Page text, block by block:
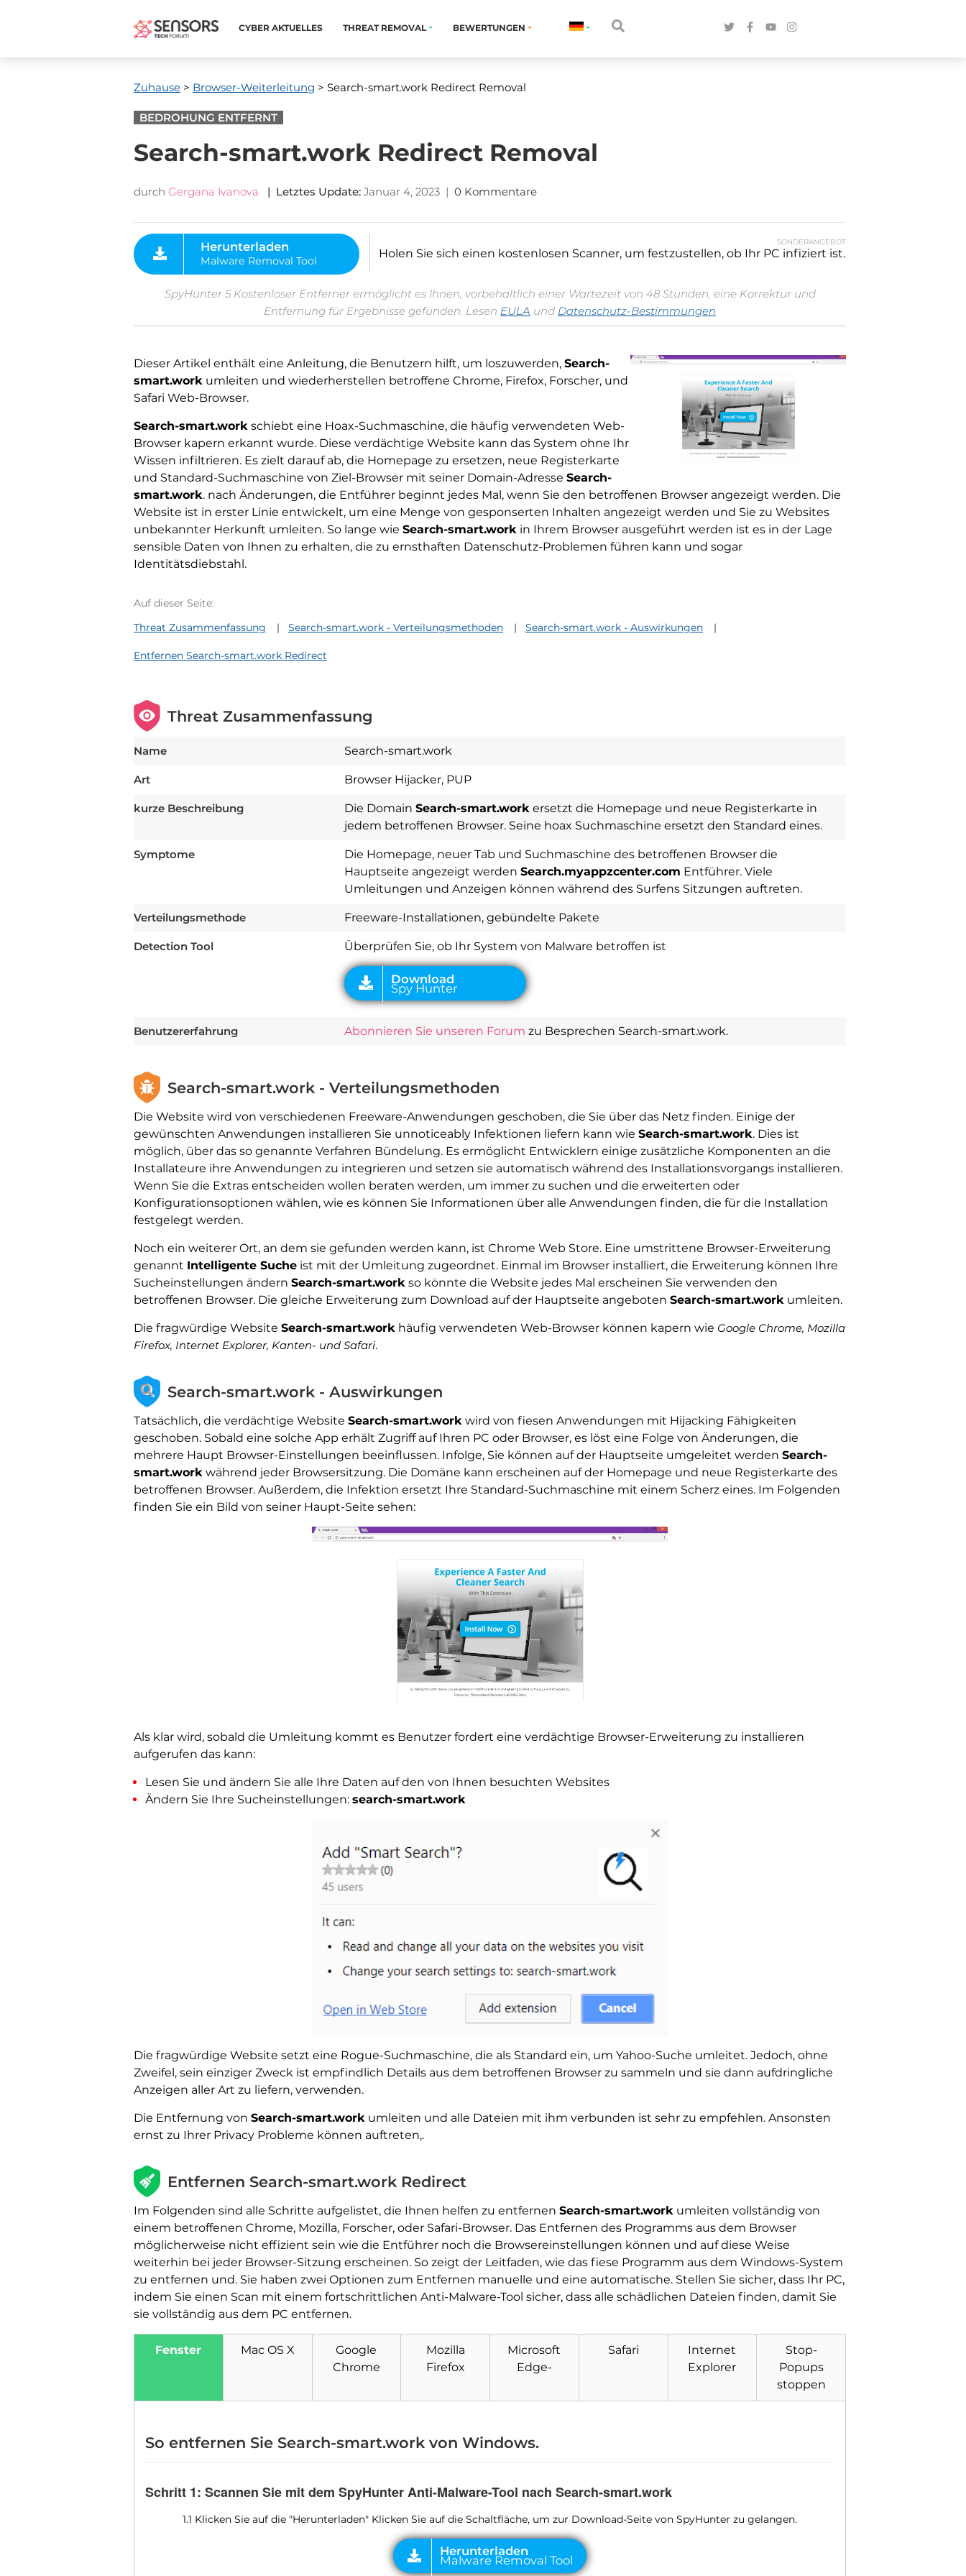
CYBER ​​AKTUELLES THREAT REMOVAL BEWERTUNGEN
Zuhause > Browser-Weiterleitung > Search-smart.work Redirect Removal
BEDROHUNG ENTFERNT
Search-smart.work Redirect Removal
durch Gergana Ivanova | Letztes Update: Januar 4, 2023 | 0 Kommentare
SONDERANGEBOT
Malware Removal Tool
Holen Sie sich einen kostenlosen Scanner, um festzustellen, ob Ihr PC infiziert ist.
SpyHunter 5 Kostenloser Entferner ermöglicht es Ihnen, vorbehaltlich einer Wartezeit von 48 Stunden, eine Korrektur und
Entfernung für Ergebnisse gefunden. Lesen EULA und Datenschutz-Bestimmungen
Dieser Artikel enthält eine Anleitung, die Benutzern hilft, um loszuwerden, Search-
smart.work umleiten und wiederherstellen betroffene Chrome, Firefox, Forscher, und
Safari Web-Browser.
Search-smart.work schiebt eine Hoax-Suchmaschine, die häufig verwendeten Web-
Browser kapern erkannt wurde. Diese verdächtige Website kann das System ohne Ihr
Wissen infiltrieren. Es zielt darauf ab, die Homepage zu ersetzen, neue Registerkarte
und Standard-Suchmaschine von Ziel-Browser mit seiner Domain-Adresse Search-
smart.work. nach Änderungen, die Entführer beginnt jedes Mal, wenn Sie den betroffenen Browser angezeigt werden. Die
Website ist in erster Linie entwickelt, um eine Menge von gesponserten Inhalten angezeigt werden und Sie zu Websites
unbekannter Herkunft umleiten. So lange wie Search-smart.work in Ihrem Browser ausgeführt werden ist es in der Lage
sensible Daten von Ihnen zu erhalten, die zu ernsthaften Datenschutz-Problemen führen kann und sogar
Identitätsdiebstahl.
Auf dieser Seite:
Threat Zusammenfassung
Search-smart.work - Verteilungsmethoden Search-smart.work - Auswirkungen
Entfernen Search-smart.work Redirect
Threat Zusammenfassung
Name Search-smart.work
Art Browser Hijacker, PUP
kurze Beschreibung Die Domain Search-smart.work ersetzt die Homepage und neue Registerkarte in
jedem betroffenen Browser. Seine hoax Suchmaschine ersetzt den Standard eines.
Symptome
Die Homepage, neuer Tab und Suchmaschine des betroffenen Browser die
Hauptseite angezeigt werden Search.myappzcenter.com Entführer. Viele
Umleitungen und Anzeigen können während des Surfens Sitzungen auftreten.
Verteilungsmethode Freeware-Installationen, gebündelte Pakete
Detection Tool Überprüfen Sie, ob Ihr System von Malware betroffen ist
Download
Spy Hunter
Benutzererfahrung Abonnieren Sie unseren Forum zu Besprechen Search-smart.work.
Search-smart.work - Verteilungsmethoden
Die Website wird von verschiedenen Freeware-Anwendungen geschoben, die Sie über das Netz finden. Einige der
gewünschten Anwendungen installieren Sie unnoticeably Infektionen liefern kann wie Search-smart.work. Dies ist
möglich, über das so genannte Verfahren Bündelung. Es ermöglicht Entwicklern einige zusätzliche Komponenten an die
Installateure ihre Anwendungen zu integrieren und setzen sie automatisch während des Installationsvorgangs installieren.
Wenn Sie die Extras entscheiden wollen beraten werden, um immer zu suchen und die erweiterten oder
Konfigurationsoptionen wählen, wie es können Sie Informationen über alle Anwendungen finden, die für die Installation
festgelegt werden.
Noch ein weiterer Ort, an dem sie gefunden werden kann, ist Chrome Web Store. Eine umstrittene Browser-Erweiterung
genannt Intelligente Suche ist mit der Umleitung zugeordnet. Einmal im Browser installiert, die Erweiterung können Ihre
Sucheinstellungen ändern Search-smart.work so könnte die Website jedes Mal erscheinen Sie verwenden den
betroffenen Browser. Die gleiche Erweiterung zum Download auf der Hauptseite angeboten Search-smart.work umleiten.
Die fragwürdige Website Search-smart.work häufig verwendeten Web-Browser können kapern wie Google Chrome, Mozilla
Firefox, Internet Explorer, Kanten- und Safari.
Search-smart.work - Auswirkungen
Tatsächlich, die verdächtige Website Search-smart.work wird von fiesen Anwendungen mit Hijacking Fähigkeiten
geschoben. Sobald eine solche App erhält Zugriff auf Ihren PC oder Browser, es löst eine Folge von Änderungen, die
mehrere Haupt Browser-Einstellungen beeinflussen. Infolge, Sie können auf der Hauptseite umgeleitet werden Search-
smart.work während jeder Browsersitzung. Die Domäne kann erscheinen auf der Homepage und neue Registerkarte des
betroffenen Browser. Außerdem, die Infektion ersetzt Ihre Standard-Suchmaschine mit einem Scherz eines. Im Folgenden
finden Sie ein Bild von seiner Haupt-Seite sehen:
Als klar wird, sobald die Umleitung kommt es Benutzer fordert eine verdächtige Browser-Erweiterung zu installieren
aufgerufen das kann:
Lesen Sie und ändern Sie alle Ihre Daten auf den von Ihnen besuchten Websites
Ändern Sie Ihre Sucheinstellungen: search-smart.work
Die fragwürdige Website setzt eine Rogue-Suchmaschine, die als Standard ein, um Yahoo-Suche umleitet. Jedoch, ohne
Zweifel, sein einziger Zweck ist empfindlich Details aus dem betroffenen Browser zu sammeln und sie dann aufdringliche
Anzeigen aller Art zu liefern, verwenden.
Die Entfernung von Search-smart.work umleiten und alle Dateien mit ihm verbunden ist sehr zu empfehlen. Ansonsten
ernst zu Ihrer Privacy Probleme können auftreten,.
Entfernen Search-smart.work Redirect
Im Folgenden sind alle Schritte aufgelistet, die Ihnen helfen zu entfernen Search-smart.work umleiten vollständig von
einem betroffenen Chrome, Mozilla, Forscher, oder Safari-Browser. Das Entfernen des Programms aus dem Browser
möglicherweise nicht effizient sein wie die Entführer noch die Browsereinstellungen können und auf diese Weise
weiterhin bei jeder Browser-Sitzung erscheinen. So zeigt der Leitfaden, wie das fiese Programm aus dem Windows-System
zu entfernen und. Sie haben zwei Optionen zum Entfernen manuelle und eine automatische. Stellen Sie sicher, dass Ihr PC,
indem Sie einen Scan mit einem fortschrittlichen Anti-Malware-Tool sicher, dass alle schädlichen Dateien finden, damit Sie
sie vollständig aus dem PC entfernen.
Fenster Mac OS X
Google
Chrome
Mozilla
Firefox
Microsoft
Edge-
Safari
Internet
Explorer
Stop-
Popups
stoppen
So entfernen Sie Search-smart.work von Windows.
Schritt 1: Scannen Sie mit dem SpyHunter Anti-Malware-Tool nach Search-smart.work
1.1 Klicken Sie auf die "Herunterladen" Klicken Sie auf die Schaltfläche, um zur Download-Seite von SpyHunter zu gelangen.